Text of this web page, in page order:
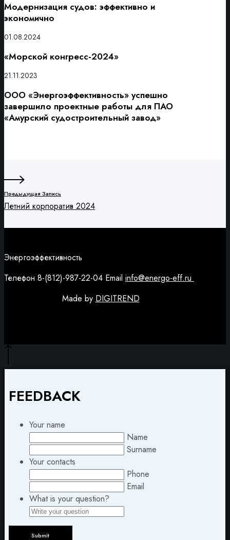
Модернизация судов: эффективно и
экономично
01.08.2024
«Морской конгресс-2024»
21.11.2023
ООО «Энергоэффективность» успешно
завершило проектные работы для ПАО
«Амурский судостроительный завод»
Предыдущая Запись
Летний корпоратив 2024
Энергоэффективность
Телефон 8-(812)-987-22-04 Email info@energo-eff.ru
Made by DIGITREND
FEEDBACK
Your name
Name
Surname
Your contacts
Phone
Email
What is your question?